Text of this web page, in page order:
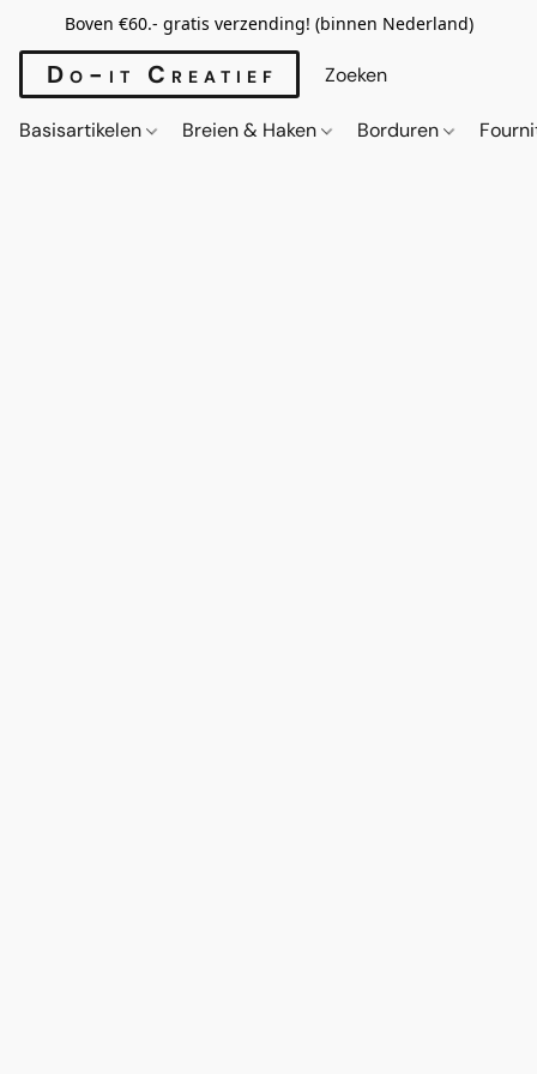
Boven €60.- gratis verzending! (binnen Nederland)
Do-it Creatief
Basisartikelen Breien & Haken Borduren